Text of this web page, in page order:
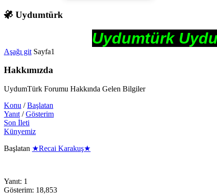
Uydumtürk
Uydumtürk
Aşağı git Sayfa1
Hakkımızda
UydumTürk Forumu Hakkında Gelen Bilgiler
Konu /Başlatan
Yanıt /Gösterim
Son İleti
Künyemiz
Başlatan ★Recai Karakuş★
Yanıt: 1
Gösterim: 18,853